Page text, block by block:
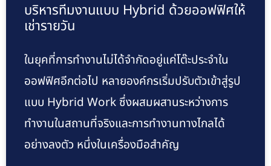
บริหารทีมงานแบบ Hybrid ด้วยออฟฟิศให้
เช่ารายวัน
ในยุคที่การทำงานไม่ได้จำกัดอยู่แค่โต๊ะประจำใน
ออฟฟิศอีกต่อไป หลายองค์กรเริ่มปรับตัวเข้าสู่รูป
แบบ Hybrid Work ซึ่งผสมผสานระหว่างการ
ทำงานในสถานที่จริงและการทำงานทางไกลได้
อย่างลงตัว หนึ่งในเครื่องมือสำคัญ